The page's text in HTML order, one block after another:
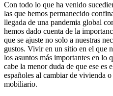
Con todo lo que ha venido
las que hemos permanecido
llegada de una pandemia global
hemos dado cuenta de la
que se ajuste no solo a nuestras
gustos. Vivir en un sitio en el que
los asuntos más importantes en lo
cabe la menor duda de que ese es
españoles al cambiar de vivienda
mobiliario.